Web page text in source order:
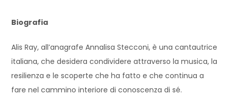
Biografia
Alis Ray, all’anagrafe Annalisa Stecconi, è una cantautrice
italiana, che desidera condividere attraverso la musica, la
resilienza e le scoperte che ha fatto e che continua a
fare nel cammino interiore di conoscenza di sé.